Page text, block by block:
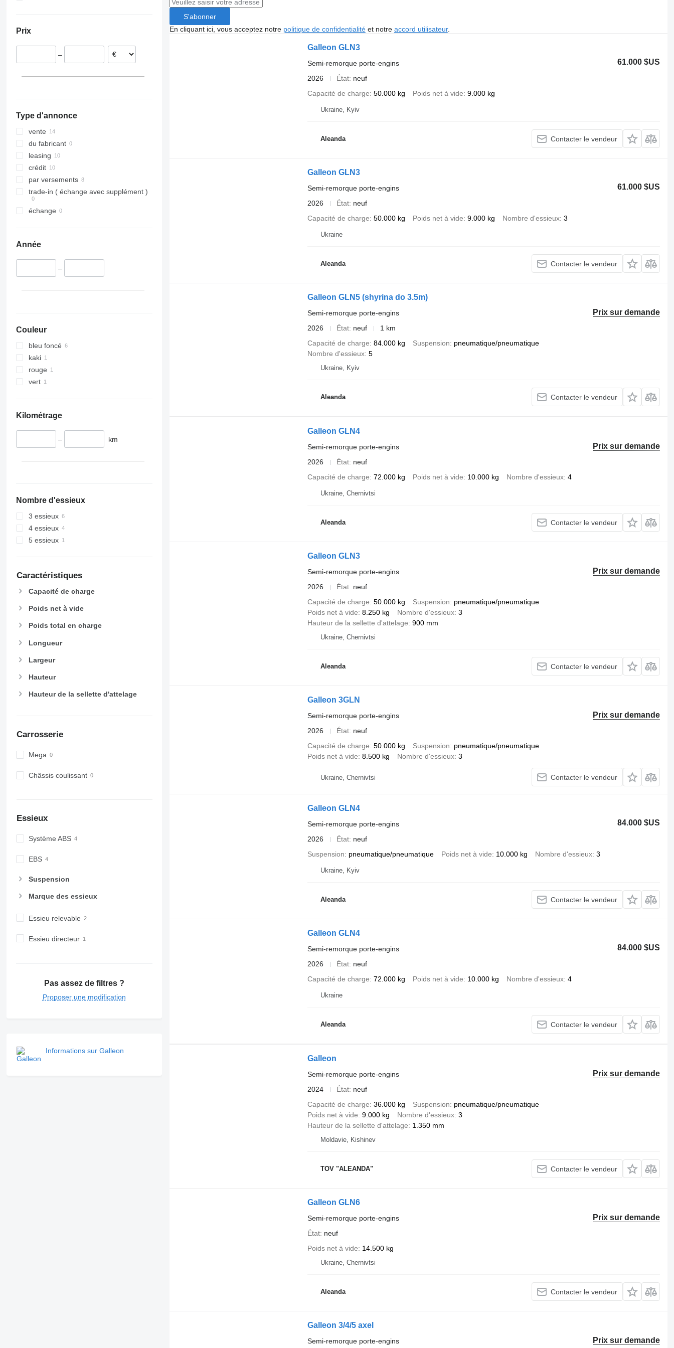
Prix
–
Type d'annonce
vente
du fabricant
leasing
crédit
par versements
trade-in ( échange avec supplément )
échange
Année
–
Couleur
bleu foncé
kaki
rouge
vert
Kilométrage
– km
Nombre d'essieux
3 essieux
4 essieux
5 essieux
Caractéristiques
Capacité de charge
Poids net à vide
Poids total en charge
Longueur
Largeur
Hauteur
Hauteur de la sellette d'attelage
Carrosserie
Mega
Châssis coulissant
Essieux
Système ABS
EBS
Suspension
Marque des essieux
Essieu relevable
Essieu directeur
Pas assez de filtres ?
Proposer une modification
Informations sur Galleon
S'abonner
En cliquant ici, vous acceptez notre politique de confidentialitéet notre accord utilisateur.
Galleon GLN3
61.000 $US
Semi-remorque porte-engins
2026
État neuf
Capacité de charge 50.000 kg Poids net à vide 9.000 kg
Ukraine, Kyiv
Aleanda Contacter le vendeur
Galleon GLN3
61.000 $US
Semi-remorque porte-engins
2026
État neuf
Capacité de charge 50.000 kg Poids net à vide 9.000 kg Nombre d'essieux 3
Ukraine
Aleanda Contacter le vendeur
Galleon GLN5 (shyrina do 3.5m)
Prix sur demande
Semi-remorque porte-engins
2026
État neuf
1 km
Capacité de charge 84.000 kg Suspension
pneumatique/pneumatique
Nombre d'essieux 5
Ukraine, Kyiv
Aleanda Contacter le vendeur
Galleon GLN4
Prix sur demande
Semi-remorque porte-engins
2026
État neuf
Capacité de charge 72.000 kg Poids net à vide 10.000 kg Nombre d'essieux 4
Ukraine, Chernivtsi
Aleanda Contacter le vendeur
Galleon GLN3
Prix sur demande
Semi-remorque porte-engins
2026
État neuf
Capacité de charge 50.000 kg Suspension
pneumatique/pneumatique
Poids net à vide 8.250 kg Nombre d'essieux 3
Hauteur de la sellette d'attelage 900 mm
Ukraine, Chernivtsi
Aleanda Contacter le vendeur
Galleon 3GLN
Prix sur demande
Semi-remorque porte-engins
2026
État neuf
Capacité de charge 50.000 kg Suspension
pneumatique/pneumatique
Poids net à vide 8.500 kg Nombre d'essieux 3
Ukraine, Chernivtsi Contacter le vendeur
Galleon GLN4
84.000 $US
Semi-remorque porte-engins
2026
État neuf
Suspension
pneumatique/pneumatique Poids net à vide 10.000 kg Nombre d'essieux 3
Ukraine, Kyiv
Aleanda Contacter le vendeur
Galleon GLN4
84.000 $US
Semi-remorque porte-engins
2026
État neuf
Capacité de charge 72.000 kg Poids net à vide 10.000 kg Nombre d'essieux 4
Ukraine
Aleanda Contacter le vendeur
Galleon
Prix sur demande
Semi-remorque porte-engins
2024
État neuf
Capacité de charge 36.000 kg Suspension
pneumatique/pneumatique
Poids net à vide 9.000 kg Nombre d'essieux 3
Hauteur de la sellette d'attelage
1.350 mm
Moldavie, Kishinev
TOV "ALEANDA" Contacter le vendeur
Galleon GLN6
Prix sur demande
Semi-remorque porte-engins
État neuf
Poids net à vide
14.500 kg
Ukraine, Chernivtsi
Aleanda Contacter le vendeur
Galleon 3/4/5 axel
Prix sur demande
Semi-remorque porte-engins